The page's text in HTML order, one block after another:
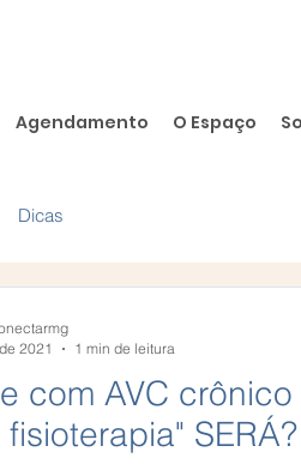
Agendamento O Espaço
Dicas
com AVC
fazendo fisioterapia" SERÁ?
2021
1 min de leitura